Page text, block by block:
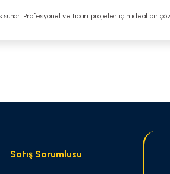
sunar. Profesyonel ve ticari projeler için ideal bir
Yorum Yaz
Satış Sorumlusu